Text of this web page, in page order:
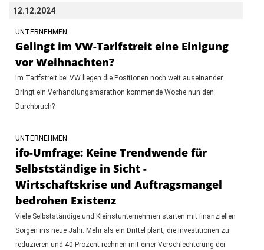
12.12.2024
UNTERNEHMEN
Gelingt im VW-Tarifstreit eine Einigung
vor Weihnachten?
Im Tarifstreit bei VW liegen die Positionen noch weit auseinander.
Bringt ein Verhandlungsmarathon kommende Woche nun den
Durchbruch?
UNTERNEHMEN
ifo-Umfrage: Keine Trendwende für
Selbstständige in Sicht -
Wirtschaftskrise und Auftragsmangel
bedrohen Existenz
Viele Selbstständige und Kleinstunternehmen starten mit finanziellen
Sorgen ins neue Jahr. Mehr als ein Drittel plant, die Investitionen zu
reduzieren und 40 Prozent rechnen mit einer Verschlechterung der